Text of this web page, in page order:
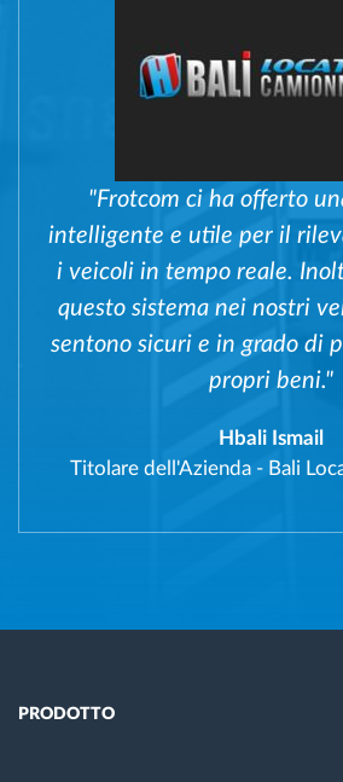
"Frotcom ci ha offerto
intelligente e utile per il
i veicoli in tempo reale.
questo sistema nei nostri
sentono sicuri e in grado di
propri beni."
Hbali Ismail
Titolare dell'Azienda - Bali
PRODOTTO